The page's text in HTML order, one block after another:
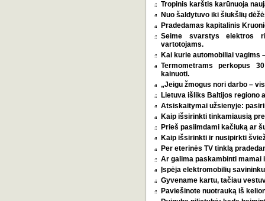
Tropinis karštis karūnuoja
Nuo šaldytuvo iki šiukšlių
Pradedamas kapitalinis
Seime svarstys elektros
vartotojams.
Kai kurie automobiliai vagims
Termometrams perkopus
kainuoti.
„Jeigu žmogus nori darbo –
Lietuva išliks Baltijos regiono
Atsiskaitymai užsienyje:
Kaip išsirinkti tinkamiausią
Prieš pasiimdami kačiuką ar
Kaip išsirinkti ir nusipirkti
Per eterinės TV tinklą
Ar galima paskambinti mamai
Įspėja elektromobilių
Gyvename kartu, tačiau
Paviešinote nuotrauką iš